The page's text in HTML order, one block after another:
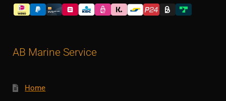
AB Marine Service
Home